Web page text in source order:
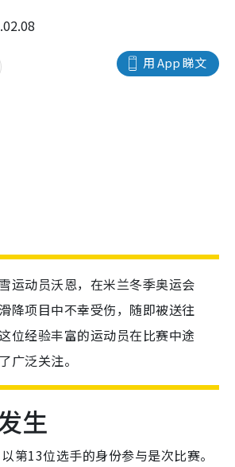
用 App 睇文
运动员沃恩，在米兰冬季奥运会
降项目中不幸受伤，随即被送往
位经验丰富的运动员在比赛中途
广泛关注。
生
第13位选手的身份参与是次比赛。